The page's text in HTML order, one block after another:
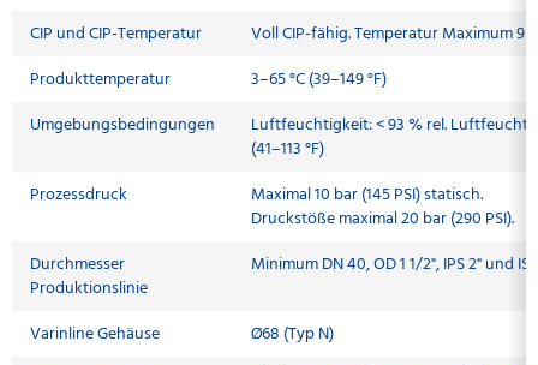
CIP und CIP-Temperatur
Voll CIP-fähig. Temperatur Maximum 95
Produkttemperatur
3–65 °C (39–149 °F)
Umgebungsbedingungen
Luftfeuchtigkeit: < 93 % rel.
(41–113 °F)
Prozessdruck
Maximal 10 bar (145 PSI) statisch.
Druckstöße maximal 20 bar (290 PSI).
Durchmesser
Produktionslinie
Minimum DN 40, OD 1 1/2", IPS 2" und
Varinline Gehäuse
Ø68 (Typ N)